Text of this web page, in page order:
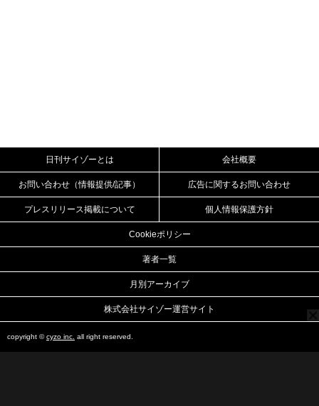
日刊サイゾーとは 会社概要
お問い合わせ（情報提供/記事） 広告に関するお問い合わせ
プレスリリース掲載について 個人情報保護方針
Cookieポリシー
著者一覧
月別アーカイブ
株式会社サイゾー運営サイト
copyright ©cyzo inc. all right reserved.